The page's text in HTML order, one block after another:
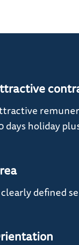
days holiday
clearly defined